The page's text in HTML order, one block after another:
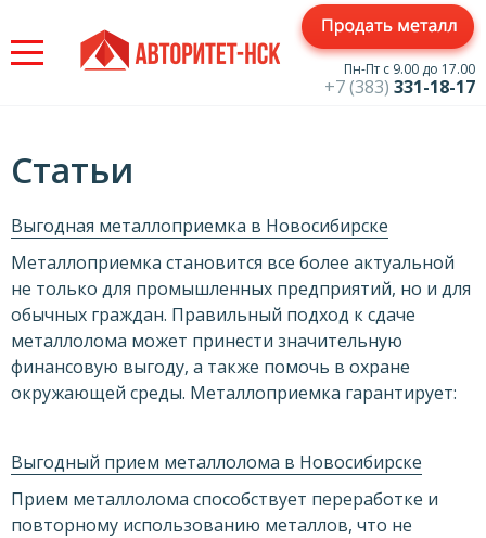
to
navigation
Пн-Пт с 9.00 до 17.00
+7 (383) 331-18-17
Статьи
Выгодная металлоприемка в Новосибирске
Металлоприемка становится все более актуальной
не только для промышленных предприятий, но и для
обычных граждан. Правильный подход к сдаче
металлолома может принести значительную
финансовую выгоду, а также помочь в охране
окружающей среды. Металлоприемка гарантирует:
Выгодный прием металлолома в Новосибирске
Прием металлолома способствует переработке и
повторному использованию металлов, что не